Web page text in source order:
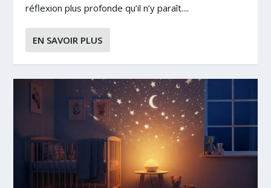
réflexion plus profonde qu’il n’y paraît....
EN SAVOIR PLUS